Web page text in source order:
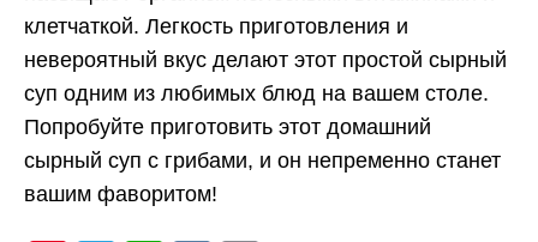
клетчаткой. Легкость приготовления и
невероятный вкус делают этот простой сырный
суп одним из любимых блюд на вашем столе.
Попробуйте приготовить этот домашний
сырный суп с грибами, и он непременно станет
вашим фаворитом!